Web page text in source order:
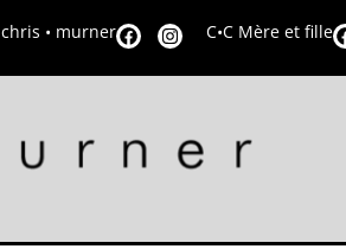
chris • murner C•C Mère et fille